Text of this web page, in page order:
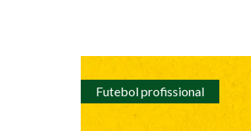
Futebol profissional